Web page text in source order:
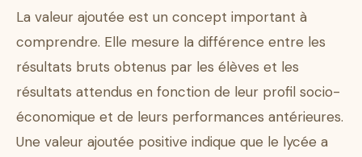
La valeur ajoutée est un concept important à
comprendre. Elle mesure la différence entre les
résultats bruts obtenus par les élèves et les
résultats attendus en fonction de leur profil socio-
économique et de leurs performances antérieures.
Une valeur ajoutée positive indique que le lycée a